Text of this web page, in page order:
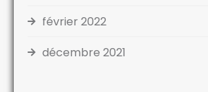
février 2022
décembre 2021